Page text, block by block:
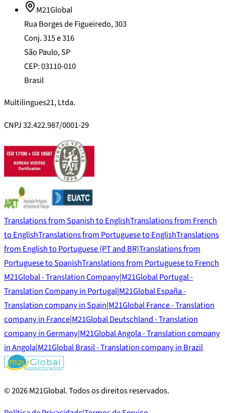
M21Global
Rua Borges de Figueiredo, 303
Conj. 315 e 316
São Paulo, SP
CEP: 03110-010
Brasil
Multilingues21, Ltda.
CNPJ 32.422.987/0001-29
Translations from Spanish to EnglishTranslations from French
to EnglishTranslations from Portuguese to EnglishTranslations
from English to Portuguese (PT and BR)Translations from
Portuguese to SpanishTranslations from Portuguese to French
M21Global - Translation Company|M21Global Portugal -
Translation Company in Portugal|M21Global España -
Translation company in Spain|M21Global France - Translation
company in France|M21Global Deutschland - Translation
company in Germany|M21Global Angola - Translation company
in Angola|M21Global Brasil - Translation company in Brazil
©2026M21Global.Todos os direitos reservados.